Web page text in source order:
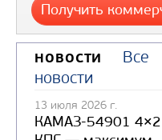
Получить
НОВОСТИ
Все
новости
13 июля 2026 г.
КАМАЗ-54901 4×2